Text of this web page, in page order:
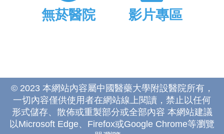
無菸醫院 影片專區
© 2023 本網站內容屬中國醫藥大學附設醫院所有，
一切內容僅供使用者在網站線上閱讀，禁止以任何
形式儲存、散佈或重製部分或全部內容 本網站建議
以Microsoft Edge、Firefox或Google Chrome等瀏覽